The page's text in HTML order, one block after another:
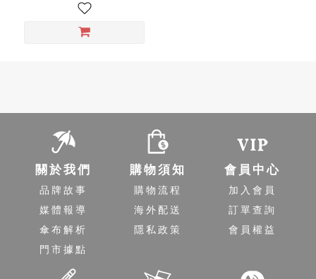
關於我們
品牌故事
媒體報導
傘布解析
門市據點
購物須知
購物流程
海外配送
隱私政策
會員中心
加入會員
訂單查詢
會員權益